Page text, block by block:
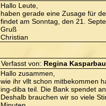
Hallo Leute,
haben gerade eine Zusage für
findet am Sonntag, den 21.
Gruß
Christian
Verfasst von: Regina
Hallo zusammen,
wie ihr vllt schon mitbekommen
ing-diba teil. Die Bank spendet
Deshalb brauchen wir so viele